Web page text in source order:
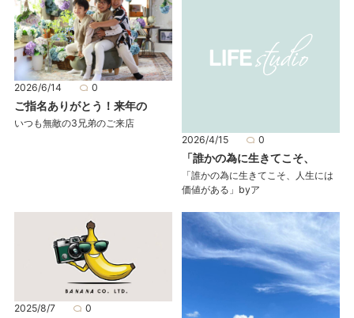
2026/6/14 0
ご指名ありがとう！来年の
いつも無敵の3兄弟のご来店
2026/4/15
0
「誰かの為に生きてこそ、
「誰かの為に生きてこそ、人生には
価値がある」byア
2025/8/7 0